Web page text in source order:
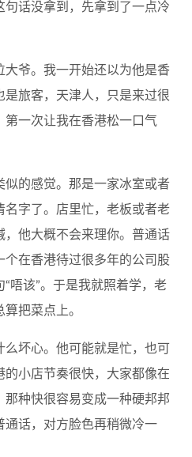
话没拿到，先拿到了一点冷
爷。我一开始还以为他是香
旅客，天津人，只是来过很
第一次让我在香港松一口气
似的感觉。那是一家冰室或者
名字了。店里忙，老板或者老
，他大概不会来理你。普通话
个在香港待过很多年的公司股
唔该”。于是我就照着学，老
把菜点上。
坏心。他可能就是忙，也可
的小店节奏很快，大家都像在
种快很容易变成一种硬邦邦
通话，对方脸色再稍微冷一